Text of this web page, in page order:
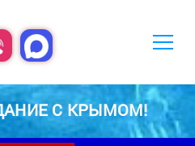
С КРЫМОМ!